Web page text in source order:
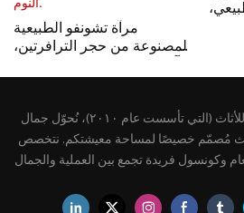
مرآة تشونفو الطبيعية
المصنوعة من حجر الترافرتين،
في شركة جيانغمن تشونفو للأثاث (التي تأسست عام ٢٠١٠)، نُحوّل جمال
أثاث مُصمّم خصيصًا لمساحة معيشتكم. نتخصص